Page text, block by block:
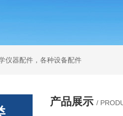
仪器配件，各种设备配件
产品展示 /